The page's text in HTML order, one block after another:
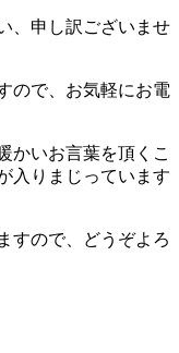
、申し訳ございませ
ので、お気軽にお電
かいお言葉を頂くこ
入りまじっています
すので、どうぞよろ